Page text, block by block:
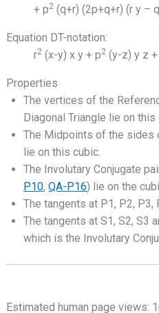
+ p2(q+r) (2p+q+r) (r y –
Equation DT-notation:
r2(x-y) x y + p2(y-z) y z +
Properties
The vertices of the
Diagonal Triangle lie on this
The Midpoints of the sides
lie on this cubic.
The Involutary Conjugate
P10,QA-P16) lie on the
The tangents at P1, P2,
The tangents at S1, S2, S3
which is the Involutary
Estimated human page views: